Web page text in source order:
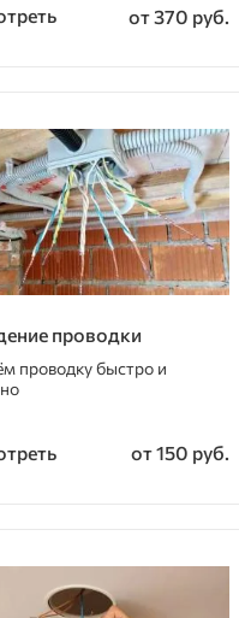
от 370 руб.
проводки
проводку быстро и
от 150 руб.